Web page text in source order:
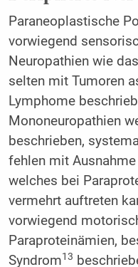
Paraneoplastische
vorwiegend
Neuropathien wie
selten mit Tumoren
Lymphome
Mononeuropathien
beschrieben,
fehlen mit
welches bei
vermehrt auftreten
vorwiegend
Paraproteinämien,
Syndrom13